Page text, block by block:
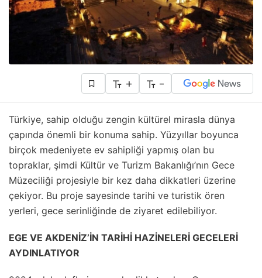
+ -
Türkiye, sahip olduğu zengin kültürel mirasla dünya
çapında önemli bir konuma sahip. Yüzyıllar boyunca
birçok medeniyete ev sahipliği yapmış olan bu
topraklar, şimdi Kültür ve Turizm Bakanlığı’nın Gece
Müzeciliği projesiyle bir kez daha dikkatleri üzerine
çekiyor. Bu proje sayesinde tarihi ve turistik ören
yerleri, gece serinliğinde de ziyaret edilebiliyor.
EGE VE AKDENİZ’İN TARİHİ HAZİNELERİ GECELERİ
AYDINLATIYOR